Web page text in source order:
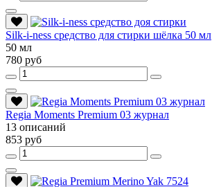
Silk-i-ness средство для стирки шёлка 50 мл
50 мл
780 руб
Regia Moments Premium 03 журнал
13 описаний
853 руб